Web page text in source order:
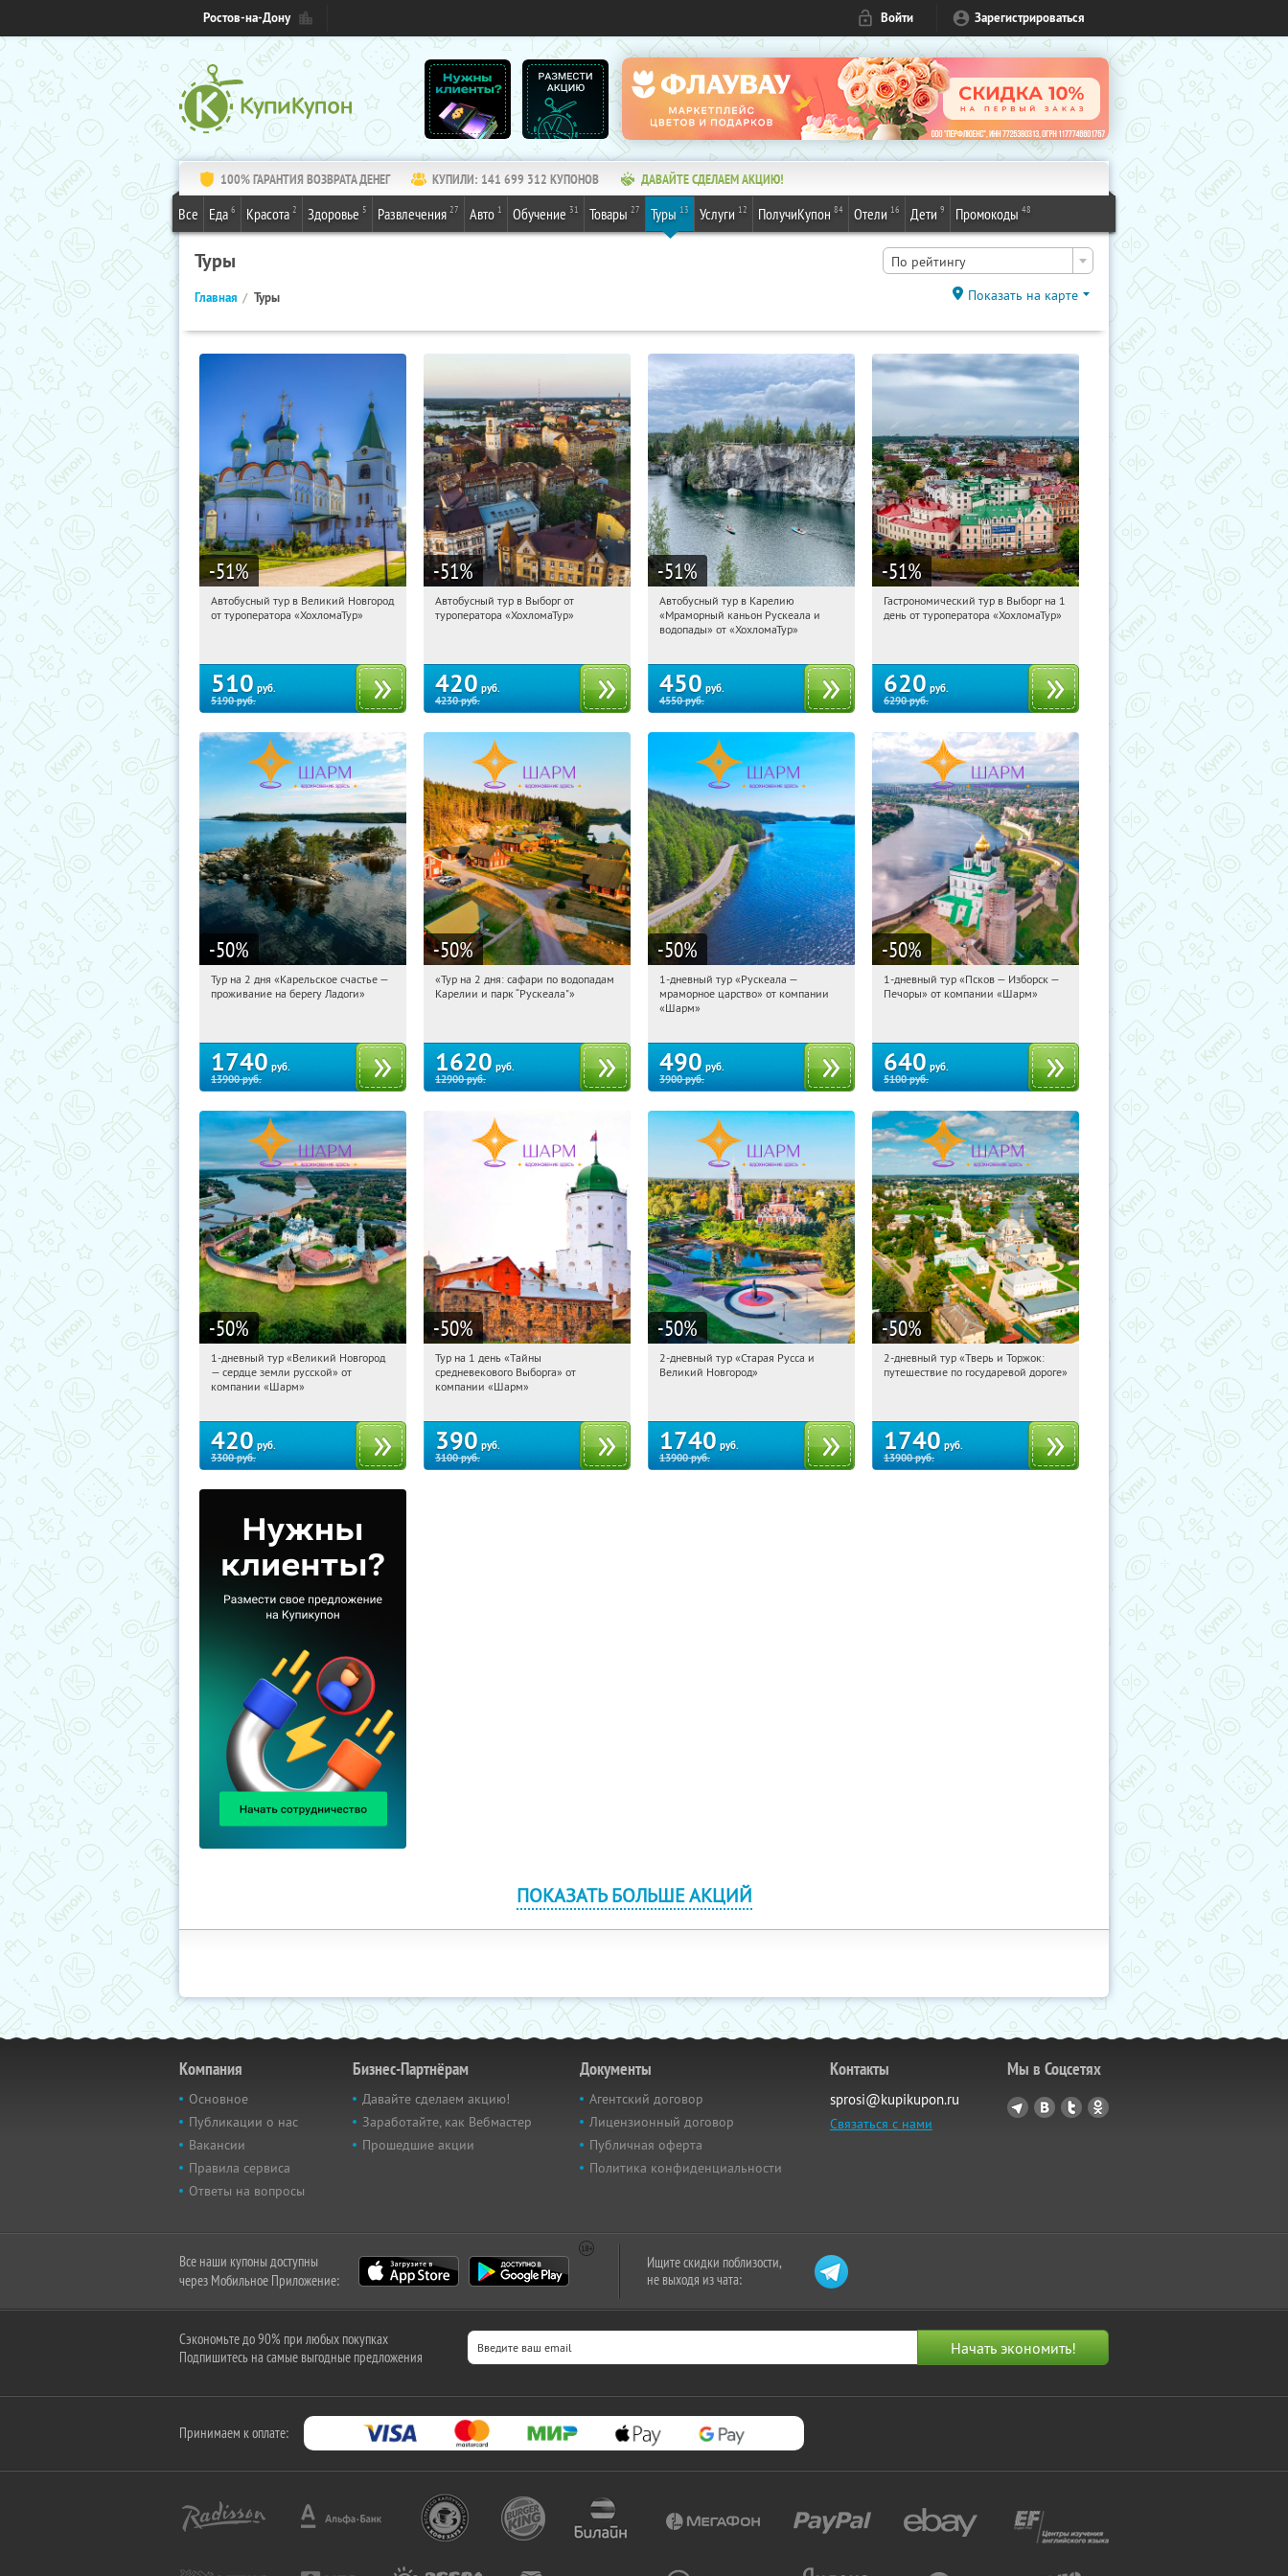
Ростов-на-Дону Войти Зарегистрироваться
100% ГАРАНТИЯ ВОЗВРАТА ДЕНЕГ КУПИЛИ: 141 699 312 КУПОНОВ ДАВАЙТЕ СДЕЛАЕМ АКЦИЮ!
Все Еда 6 Красота 2 Здоровье 5 Развлечения 27 Авто 1 Обучение 31 Товары 27 Туры 13 Услуги 12 ПолучиКупон 84 Отели 16 Дети 9 Промокоды 48
Туры По рейтингу
Главная Туры Показать на карте
-51%
10:03:54 Купили:2
Автобусный тур в Великий Новгород
от туроператора «ХохломаТур»
510 руб.
5190руб.
-51%
10:03:54 Купили:
Автобусный тур в Выборг от
туроператора «ХохломаТур»
420 руб.
4230руб.
-51%
10:03:54 Купили:
Сенная площадь
Автобусный тур в Карелию
«Мраморный каньон Рускеала и
водопады» от «ХохломаТур»
450 руб.
4550руб.
-51%
10:03:54 Купили:5
Гастрономический тур в Выборг на 1
день от туроператора «ХохломаТур»
620 руб.
6290руб.
-50%
10:03:54 Купили:39
Тур на 2 дня «Карельское счастье —
проживание на берегу Ладоги»
1740 руб.
13900руб.
-50%
10:03:54 Купили:
«Тур на 2 дня: сафари по водопадам
Карелии и парк “Рускеала"»
1620 руб.
12900руб.
-50%
10:03:54 Купили:
Достоевская
1-дневный тур «Рускеала —
мраморное царство» от компании
«Шарм»
490 руб.
3900руб.
-50%
10:03:54 Купили:12
1-дневный тур «Псков — Изборск —
Печоры» от компании «Шарм»
640 руб.
5100руб.
-50%
10:03:54 Купили:22
Достоевская
1-дневный тур «Великий Новгород
— сердце земли русской» от
компании «Шарм»
420 руб.
3300руб.
-50%
10:03:54
Достоевская
Тур на 1 день «Тайны
средневекового Выборга» от
компании «Шарм»
390 руб.
3100руб.
-50%
10:03:54 Купили:
2-дневный тур «Старая Русса и
Великий Новгород»
1740 руб.
13900руб.
-50%
10:03:54 Купили:
2-дневный тур «Тверь и Торжок:
путешествие по государевой дороге»
1740 руб.
13900руб.
ПОКАЗАТЬ БОЛЬШЕ АКЦИЙ
Компания
Основное
Публикации о нас
Вакансии
Правила сервиса
Ответы на вопросы
Бизнес-Партнёрам
Давайте сделаем акцию!
Заработайте, как Вебмастер
Прошедшие акции
Документы
Агентский договор
Лицензионный договор
Публичная оферта
Политика конфиденциальности
Контакты
sprosi@kupikupon.ru
Связаться с нами
Мы в Соцсетях
Все наши купоны доступны
через Мобильное Приложение:
Ищите скидки поблизости,
не выходя из чата:
Сэкономьте до 90% при любых покупках
Подпишитесь на самые выгодные предложения
Принимаем к оплате: